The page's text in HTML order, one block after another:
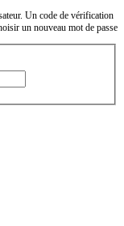
Un code de vérification
un nouveau mot de passe